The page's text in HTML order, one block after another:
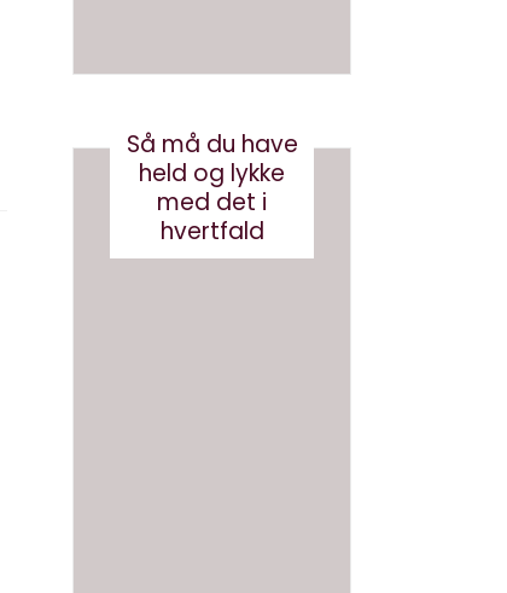
Så må du have
held og lykke
med det i
hvertfald